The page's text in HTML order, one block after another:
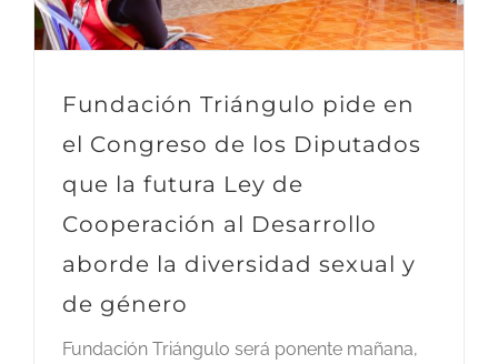
Fundación Triángulo pide en
el Congreso de los Diputados
que la futura Ley de
Cooperación al Desarrollo
aborde la diversidad sexual y
de género
Fundación Triángulo será ponente mañana,